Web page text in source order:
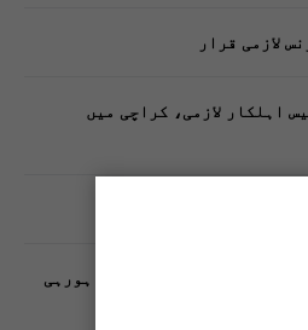
لازمی قرار
اہلکار لازمی، کراچی میں
ملک گیر آگاہی مہم!
کیلیے کیسے خطرناک ثابت ہورہی